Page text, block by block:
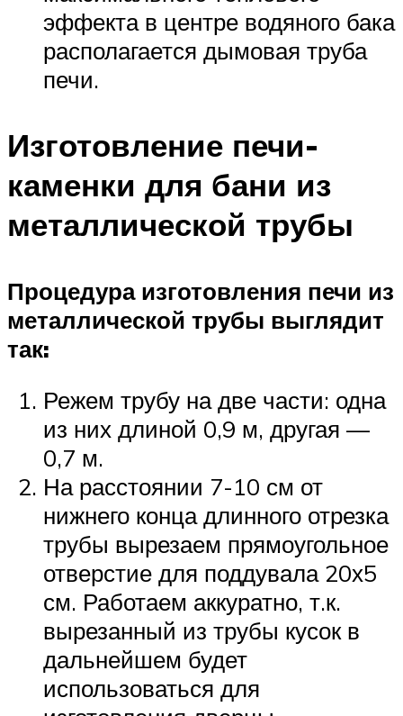
эффекта в центре водяного бака
располагается дымовая труба
печи.
Изготовление печи-
каменки для бани из
металлической трубы
Процедура изготовления печи из
металлической трубы выглядит
так:
Режем трубу на две части: одна
из них длиной 0,9 м, другая —
0,7 м.
На расстоянии 7-10 см от
нижнего конца длинного отрезка
трубы вырезаем прямоугольное
отверстие для поддувала 20х5
см. Работаем аккуратно, т.к.
вырезанный из трубы кусок в
дальнейшем будет
использоваться для